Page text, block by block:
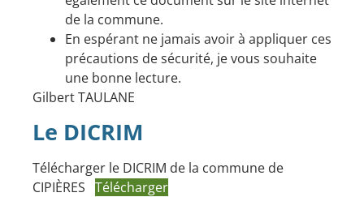
de la commune.
En espérant ne jamais avoir à appliquer ces
précautions de sécurité, je vous souhaite
une bonne lecture.
Gilbert TAULANE
Le DICRIM
Télécharger le DICRIM de la commune de
CIPIÈRES Télécharger